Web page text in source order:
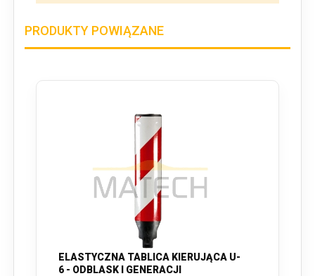
PRODUKTY POWIĄZANE
ELASTYCZNA TABLICA KIERUJĄCA U-
6 - ODBLASK I GENERACJI